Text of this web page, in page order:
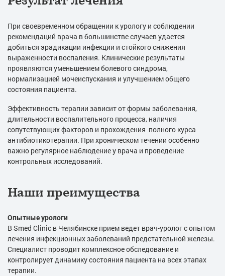
При своевременном обращении к урологу и соблюдении
рекомендаций врача в большинстве случаев удается
добиться эрадикации инфекции и стойкого снижения
выраженности воспаления. Клинические результаты
проявляются уменьшением болевого синдрома,
нормализацией мочеиспускания и улучшением общего
состояния пациента.
Эффективность терапии зависит от формы заболевания,
длительности воспалительного процесса, наличия
сопутствующих факторов и прохождения полного курса
антибиотикотерапии. При хроническом течении особенно
важно регулярное наблюдение у врача и проведение
контрольных исследований.
Наши преимущества
Опытные урологи
В Smed Clinic в Челябинске прием ведет врач-уролог с опытом
лечения инфекционных заболеваний предстательной железы.
Специалист проводит комплексное обследование и
контролирует динамику состояния пациента на всех этапах
терапии.